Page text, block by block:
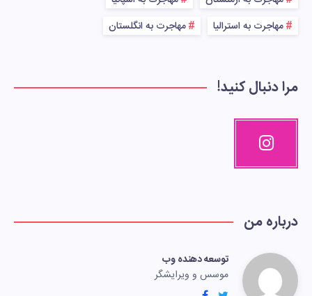
مهاجرت به استرالیا
مهاجرت به انگلستان
مرا دنبال کنید!
درباره من
توسعه دهنده وب
موسس و ویرایشگر